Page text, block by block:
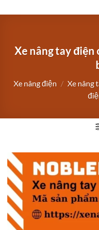
qua
Xe nâng tay điện
Xe nâng điện / Xe nâng